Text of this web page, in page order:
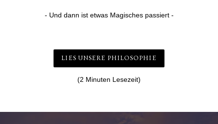
- Und dann ist etwas Magisches passiert -
LIES UNSERE PHILOSOPHIE
(2 Minuten Lesezeit)